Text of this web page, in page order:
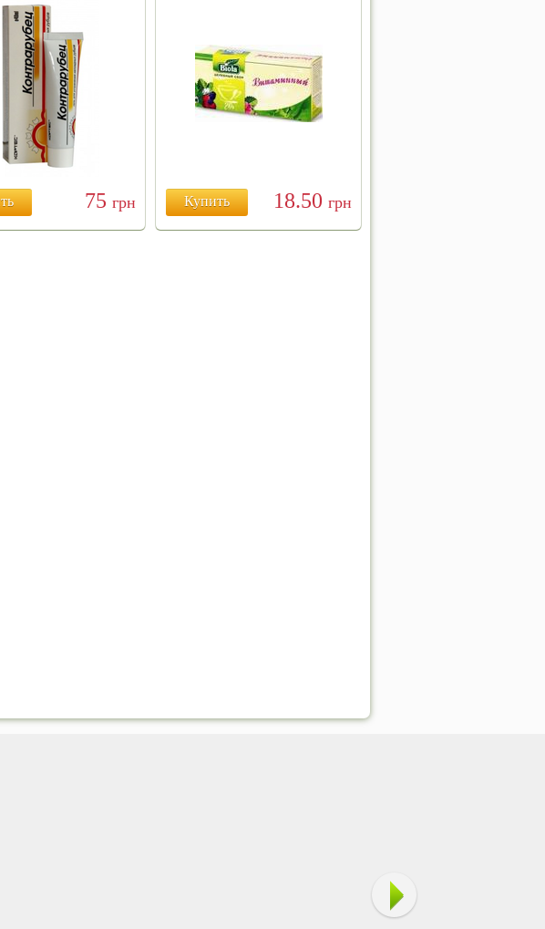
75 грн Купить 18.50 грн